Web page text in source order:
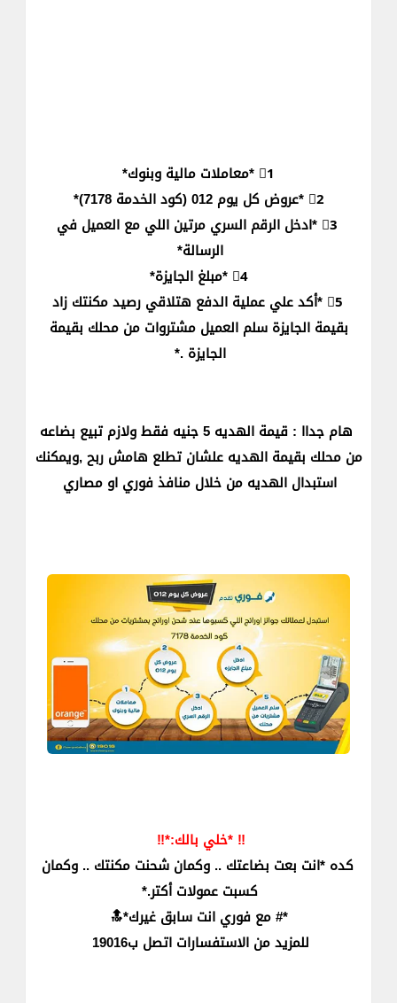
1⃣ *معاملات مالية وبنوك*
2⃣ *عروض كل يوم 012 (كود الخدمة 7178)*
3⃣ *ادخل الرقم السري مرتين اللي مع العميل في
الرسالة*
4⃣ *مبلغ الجايزة*
5⃣ *أكد علي عملية الدفع هتلاقي رصيد مكنتك زاد
بقيمة الجايزة سلم العميل مشتروات من محلك بقيمة
الجايزة .*
هام جداا : قيمة الهديه 5 جنيه فقط ولازم تبيع بضاعه
من محلك بقيمة الهديه علشان تطلع هامش ربح ,ويمكنك
استبدال الهديه من خلال منافذ فوري او مصاري
‼ *خلي بالك:*‼
كده *انت بعت بضاعتك .. وكمان شحنت مكنتك .. وكمان
كسبت عمولات أكتر.*
*# مع فوري انت سابق غيرك*🔝
للمزيد من الاستفسارات اتصل ب19016